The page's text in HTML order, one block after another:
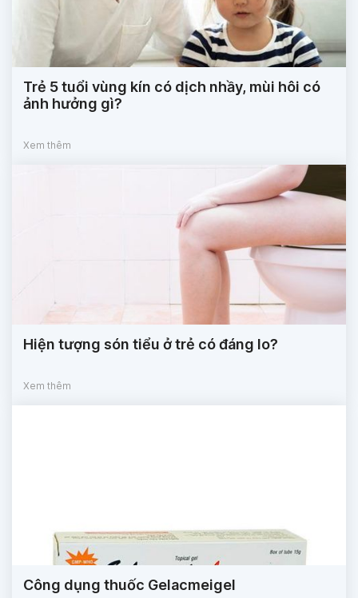
Trẻ 5 tuổi vùng kín có dịch nhầy, mùi hôi có
ảnh hưởng gì?
Xem thêm
Hiện tượng són tiểu ở trẻ có đáng lo?
Xem thêm
Công dụng thuốc Gelacmeigel